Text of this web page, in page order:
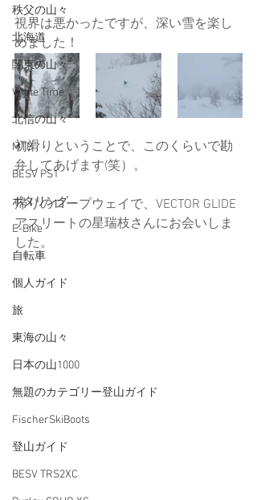
秩父の山々
北海道
関東の山々
White Time
北信の山々
MTB
BESV PS1
ポタリング
E-Bike
自転車
個人ガイド
旅
東海の山々
日本の山1000
無題のカテゴリー登山ガイド
FischerSkiBoots
登山ガイド
BESV TRS2XC
視界は悪かったですが、深い雪を楽し
めました！
初滑りということで、このくらいで勘
弁してあげます(笑）。
帰りのロープウェイで、VECTOR GLIDE
アスリートの星瑞枝さんにお会いしま
した。